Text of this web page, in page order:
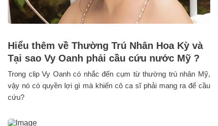
Hiểu thêm về Thường Trú Nhân Hoa Kỳ và
Tại sao Vy Oanh phải cầu cứu nước Mỹ ?
Trong clip Vy Oanh có nhắc đến cụm từ thường trú nhân Mỹ,
vậy nó có quyền lợi gì mà khiến cô ca sĩ phải mang ra để cầu
cứu?